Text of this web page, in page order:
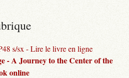
s/sx - Lire le livre en ligne
- A Journey to the Center of the
online